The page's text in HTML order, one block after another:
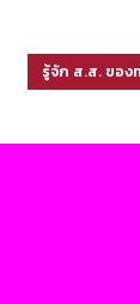
รู้จัก ส.ส. ของ